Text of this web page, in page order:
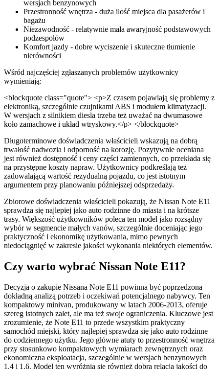
wersjach benzynowych
Przestronność wnętrza - duża ilość miejsca dla pasażerów i
bagażu
Niezawodność - relatywnie mała awaryjność podstawowych
podzespołów
Komfort jazdy - dobre wyciszenie i skuteczne tłumienie
nierówności
Wśród najczęściej zgłaszanych problemów użytkownicy
wymieniają:
<blockquote class="quote"> <p>Z czasem pojawiają się problemy z
elektroniką, szczególnie czujnikami ABS i modułem klimatyzacji.
W wersjach z silnikiem diesla trzeba też uważać na dwumasowe
koło zamachowe i układ wtryskowy.</p> </blockquote>
Długoterminowe doświadczenia właścicieli wskazują na dobrą
trwałość nadwozia i odporność na korozję. Pozytywnie oceniana
jest również dostępność i ceny części zamiennych, co przekłada się
na przystępne koszty napraw. Użytkownicy podkreślają też
zadowalającą wartość rezydualną pojazdu, co jest istotnym
argumentem przy planowaniu późniejszej odsprzedaży.
Zbiorowe doświadczenia właścicieli pokazują, że Nissan Note E11
sprawdza się najlepiej jako auto rodzinne do miasta i na krótsze
trasy. Większość użytkowników poleca ten model jako rozsądny
wybór w segmencie małych vanów, szczególnie doceniając jego
praktyczność i ekonomikę użytkowania, mimo pewnych
niedociągnięć w zakresie jakości wykonania niektórych elementów.
Czy warto wybrać Nissan Note E11?
Decyzja o zakupie Nissana Note E11 powinna być poprzedzona
dokładną analizą potrzeb i oczekiwań potencjalnego nabywcy. Ten
kompaktowy minivan, produkowany w latach 2006-2013, oferuje
szereg istotnych zalet, ale ma też swoje ograniczenia. Kluczowe jest
zrozumienie, że Note E11 to przede wszystkim praktyczny
samochód miejski, który najlepiej sprawdza się jako auto rodzinne
do codziennego użytku. Jego główne atuty to przestronność wnętrza
przy stosunkowo kompaktowych wymiarach zewnętrznych oraz
ekonomiczna eksploatacja, szczególnie w wersjach benzynowych
1.4 i 1.6. Model ten wyróżnia się również dobrą relacją jakości do